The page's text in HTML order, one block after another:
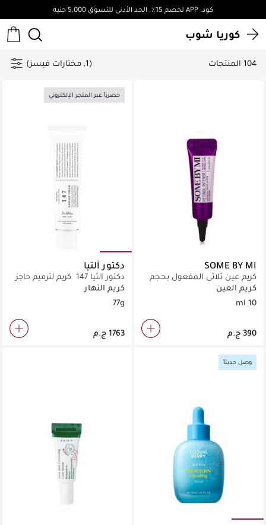
توصيل مجاني لجميع الطلبات فوق 4,000ج.م
كوريا شوب
104 المنتجات (1, مختارات فيسز)
SOME BY MI
كريم عين ثلاثي المفعول بحجم
صغير للسفر لعلاج الهالات
والتجاعيد.
كريم العين
10 ml
حصرياً عبر المتجر الإلكتروني
دكتور آلتيا
دكتور الثيا 147 كريم لترميم حاجز
البشرة
كريم النهار
77g
وصل حديثاً